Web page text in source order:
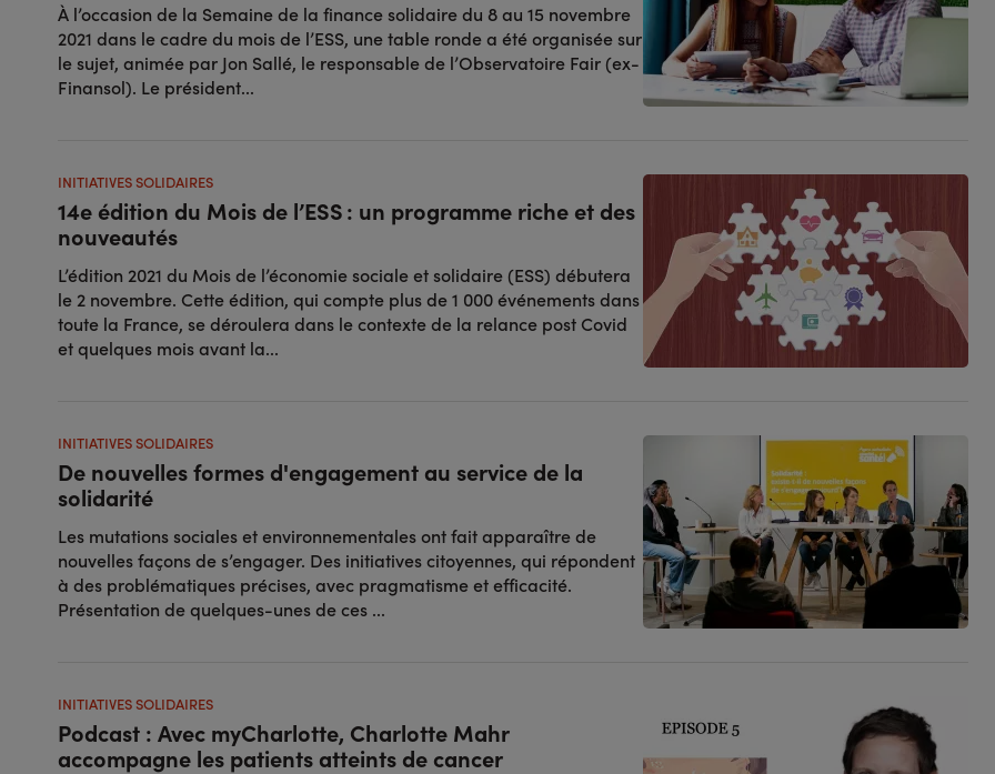
À l’occasion de la Semaine de la finance solidaire du 8 au 15 novembre
2021 dans le cadre du mois de l’ESS, une table ronde a été organisée sur
le sujet, animée par Jon Sallé, le responsable de l’Observatoire Fair (ex-
Finansol). Le président...
14e édition du Mois de l’ESS : un programme riche et des
nouveautés
INITIATIVES SOLIDAIRES
L’édition 2021 du Mois de l’économie sociale et solidaire (ESS) débutera
le 2 novembre. Cette édition, qui compte plus de 1 000 événements dans
toute la France, se déroulera dans le contexte de la relance post Covid
et quelques mois avant la...
De nouvelles formes d'engagement au service de la
solidarité
INITIATIVES SOLIDAIRES
Les mutations sociales et environnementales ont fait apparaître de
nouvelles façons de s’engager. Des initiatives citoyennes, qui répondent
à des problématiques précises, avec pragmatisme et efficacité.
Présentation de quelques-unes de ces ...
Podcast : Avec myCharlotte, Charlotte Mahr
accompagne les patients atteints de cancer
INITIATIVES SOLIDAIRES